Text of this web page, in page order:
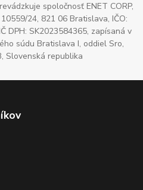
spoločnosť ENET CORP,
24, 821 06 Bratislava, IČO:
DPH: SK2023584365, zapísaná v
súdu Bratislava I, oddiel Sro,
Slovenská republika